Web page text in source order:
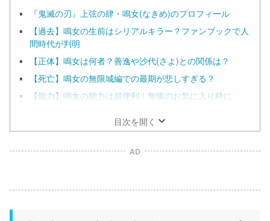
『鬼滅の刃』上弦の肆・鳴女(なきめ)のプロフィール
【過去】鳴女の生前はシリアルキラー？ファンブックで人
間時代が判明
【正体】鳴女は何者？善逸や沙代(さよ)との関係は？
【死亡】鳴女の無限城編での最期が悲しすぎる？
【能力】鳴女の能力は超便利！無惨のお気に入り枠に
目次を開く
AD